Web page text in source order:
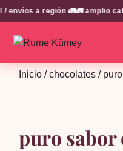
a región 🚛🚛 amplio
Inicio /chocolates /
puro sabor